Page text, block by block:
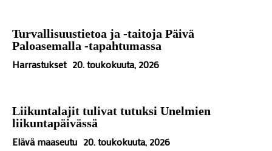
Turvallisuustietoa ja -taitoja Päivä
Paloasemalla -tapahtumassa
Harrastukset 20. toukokuuta, 2026
Liikuntalajit tulivat tutuksi Unelmien
liikuntapäivässä
Elävä maaseutu 20. toukokuuta, 2026